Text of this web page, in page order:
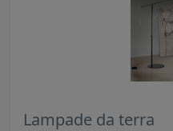
Lampade da terra